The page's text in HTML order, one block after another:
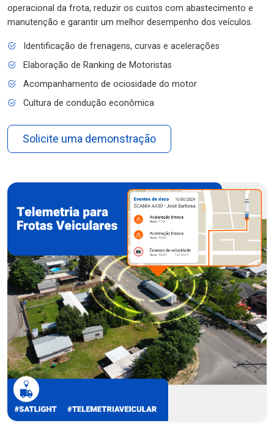
operacional da frota, reduzir os custos com abastecimento e
manutenção e garantir um melhor desempenho dos veículos.
Identificação de frenagens, curvas e acelerações
Elaboração de Ranking de Motoristas
Acompanhamento de ociosidade do motor
Cultura de condução econômica
Solicite uma demonstração